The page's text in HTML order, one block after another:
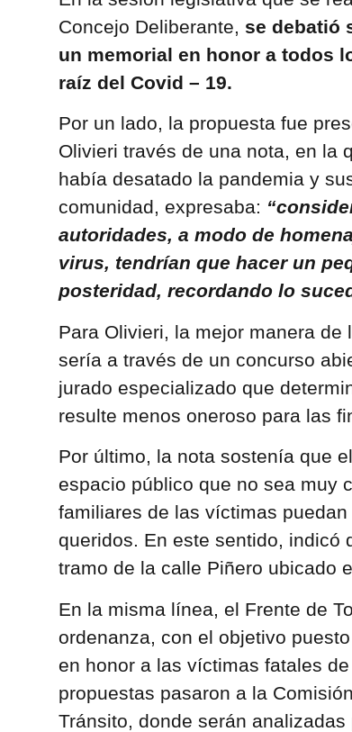
Concejo Deliberante, se debatió
un memorial en honor a todos
raíz del Covid – 19.
Por un lado, la propuesta fue
Olivieri través de una nota, en la
había desatado la pandemia y
comunidad, expresaba:
autoridades, a modo de
virus, tendrían que hacer un
posteridad, recordando lo
Para Olivieri, la mejor manera
sería a través de un concurso
jurado especializado que
resulte menos oneroso para las
Por último, la nota sostenía que
espacio público que no sea muy
familiares de las víctimas
queridos. En este sentido, indicó
tramo de la calle Piñero ubicado
En la misma línea, el Frente de
ordenanza, con el objetivo
en honor a las víctimas fatales
propuestas pasaron a la
Tránsito, donde serán